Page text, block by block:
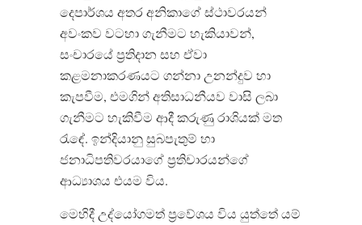
දෙපාර්ශය අතරඅනිකාගේස්ථාවරයන්
අවංකව වටහාගැනීමට හැකියාවන්,
සංචාරයේප්‍රතිදාන සහ ඒවා
කළමනාකරණයට ගන්නාඋනන්දුව හා
කැපවීම, එමගින්අතිසාධනීයව වාසි ලබා
ගැනීමට හැකිවීම ආදීකරුණුරාශියක්මත
රැඳේ. ඉන්දියානුසුබපැතුම් හා
ජනාධිපතිවරයාගේප්‍රතිචාරයන්ගේ
ආධ්‍යාශය එයම විය.
මෙහිදී උද්යෝගමත් ප්‍රවේශය විය යුත්තේ යම්